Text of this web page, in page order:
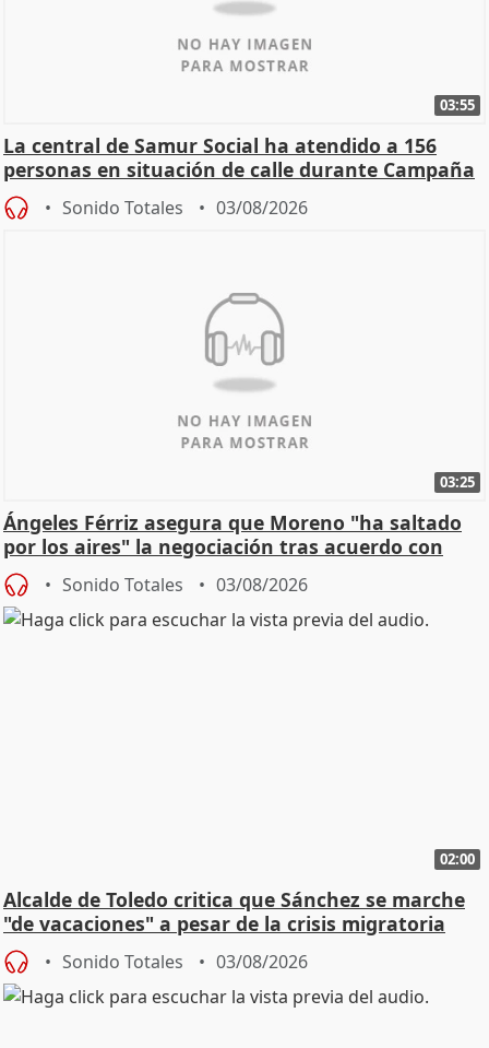
03:55
La central de Samur Social ha atendido a 156
personas en situación de calle durante Campaña
de Calor
Sonido Totales 03/08/2026
03:25
Ángeles Férriz asegura que Moreno "ha saltado
por los aires" la negociación tras acuerdo con
SMA
Sonido Totales 03/08/2026
02:00
Alcalde de Toledo critica que Sánchez se marche
"de vacaciones" a pesar de la crisis migratoria
Sonido Totales 03/08/2026